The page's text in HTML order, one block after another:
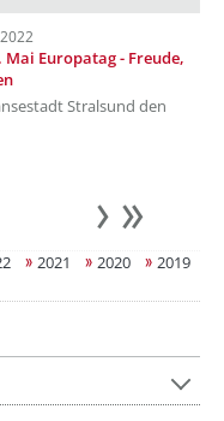
Europatag - Freude,
Stralsund den
weiter
2021 2020 2019